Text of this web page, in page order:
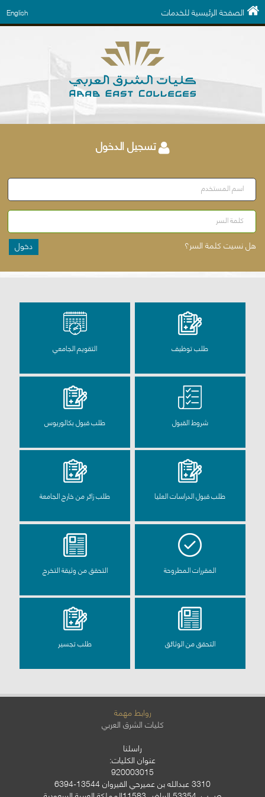
الصفحة الرئيسية للخدمات English
تسجيل الدخول
اسم المستخدم
كلمة السر
هل نسيت كلمة السر؟ دخول
طلب توظيف التقويم الجامعي
شروط القبول طلب قبول بكالوريوس
طلب قبول الدراسات العليا طلب زائر من خارج الجامعة
المقررات المطروحة التحقق من وثيقة التخرج
التحقق من الوثائق طلب تجسير
روابط مهمة
كليات الشرق العربي
راسلنا
عنوان الكليات:
920003015
3310 عبدالله بن عميرحي القيروان 13544-6394